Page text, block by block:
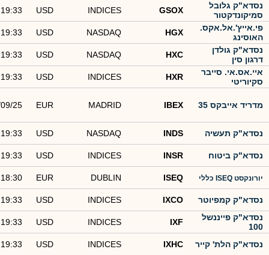
נסדא"ק גלובל
סמיקונדקטור
GSOX
INDICES
USD
19:33
פי.אייץ'.אל.אקס.
האוסינג
HGX
NASDAQ
USD
19:33
נסדא"ק גולדן
דרגון סין
HXC
NASDAQ
USD
19:33
איי.אס.אי. סייבר
סקיוריטי
HXR
INDICES
USD
19:33
מדריד אייבקס 35 IBEX
MADRID
EUR
25
נסדא"ק תעשיה INDS
NASDAQ
USD
19:33
נסדא"ק ביטוח INSR
INDICES
USD
19:33
יורונקסט ISEQ כללי ISEQ
DUBLIN
EUR
18:30
נסדא"ק קמפיוטר IXCO
INDICES
USD
19:33
נסדא"ק פייננשל
100
IXF
INDICES
USD
19:33
נסדא"ק הלת' קייר IXHC
INDICES
USD
19:33